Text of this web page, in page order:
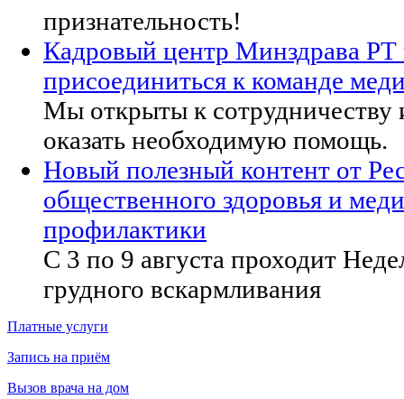
признательность!
Кадровый центр Минздрава РТ
присоединиться к команде
Мы открыты к сотрудничеству
оказать необходимую помощь.
Новый полезный контент от
общественного здоровья и
профилактики
С 3 по 9 августа проходит
грудного вскармливания
Платные услуги
Запись на приём
Вызов врача на дом